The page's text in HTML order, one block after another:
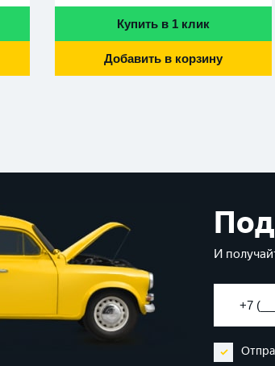
Купить в 1 клик
Добавить в корзину
И